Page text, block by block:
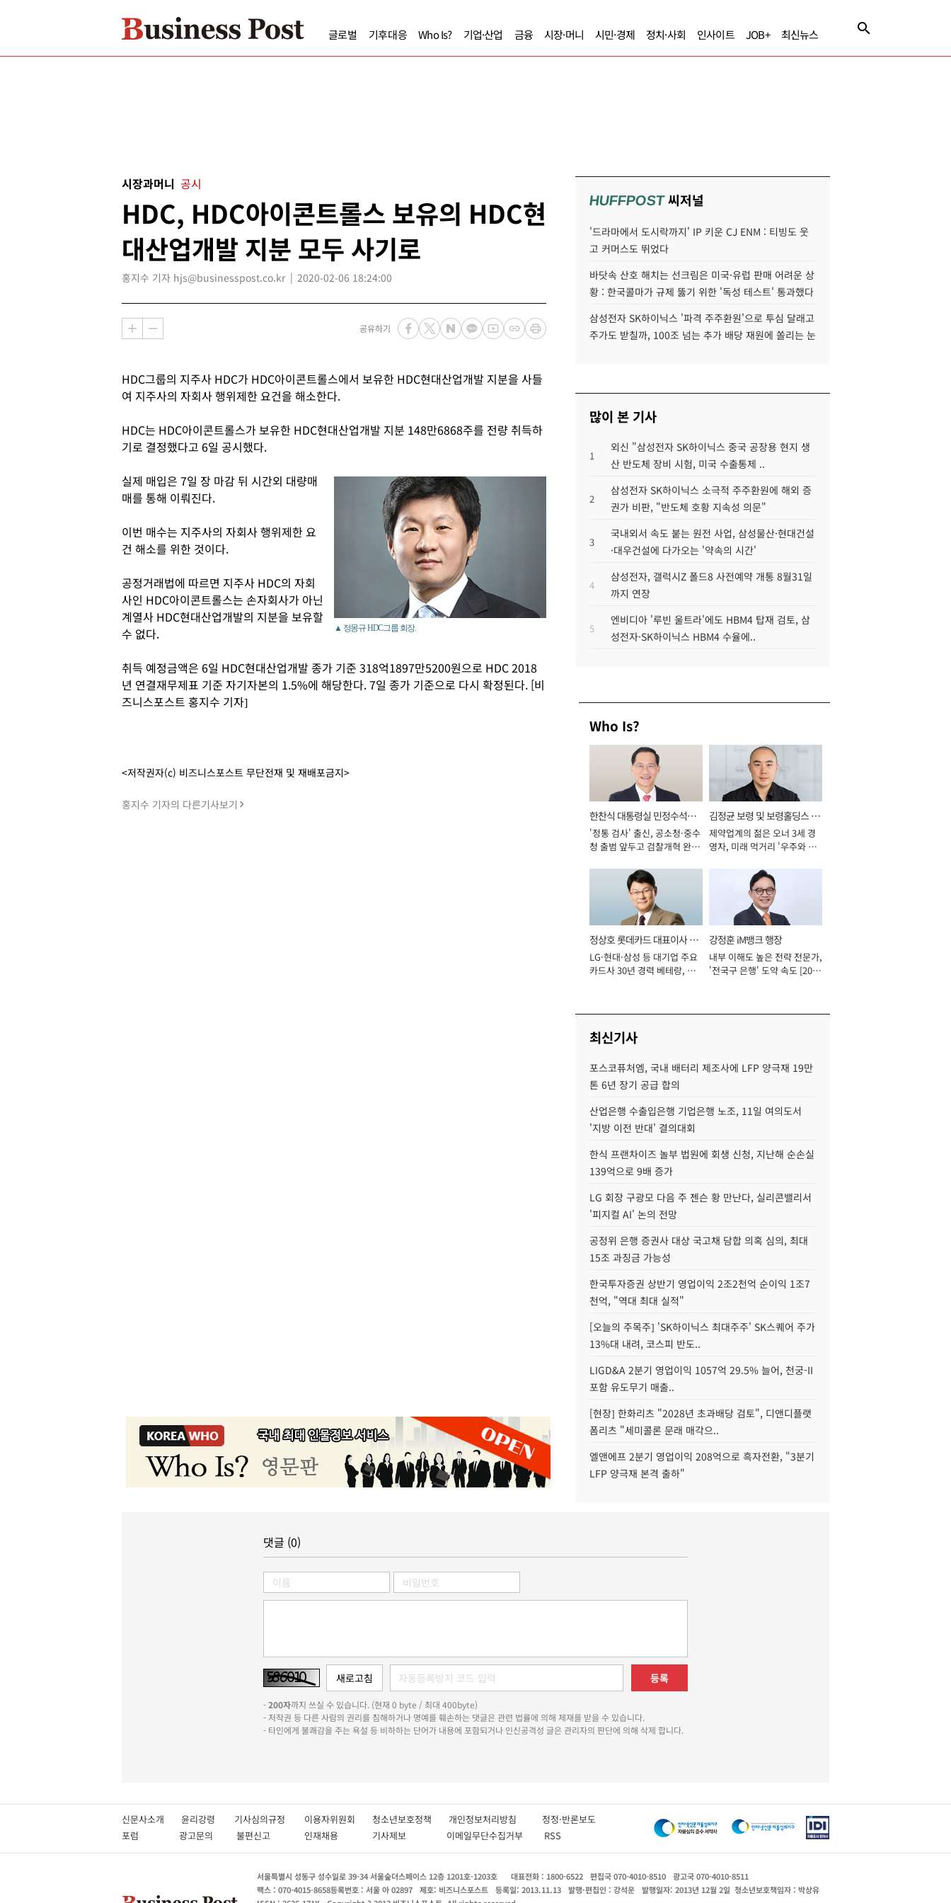
글로벌 기후대응 Who Is? 기업·산업 금융 시장·머니 시민·경제 정치·사회 인사이트 JOB+ 최신뉴스
시장과머니 공시
HDC, HDC아이콘트롤스 보유의 HDC현
대산업개발 지분 모두 사기로
홍지수 기자 hjs@businesspost.co.kr 2020-02-06 18:24:00
공유하기
HDC그룹의 지주사 HDC가 HDC아이콘트롤스에서 보유한 HDC현대산업개발 지분을 사들
여 지주사의 자회사 행위제한 요건을 해소한다.
HDC는 HDC아이콘트롤스가 보유한 HDC현대산업개발 지분 148만6868주를 전량 취득하
기로 결정했다고 6일 공시했다.
▲ 정몽규 HDC그룹 회장.
실제 매입은 7일 장 마감 뒤 시간외 대량매
매를 통해 이뤄진다.
이번 매수는 지주사의 자회사 행위제한 요
건 해소를 위한 것이다.
공정거래법에 따르면 지주사 HDC의 자회
사인 HDC아이콘트롤스는 손자회사가 아닌
계열사 HDC현대산업개발의 지분을 보유할
수 없다.
취득 예정금액은 6일 HDC현대산업개발 종가 기준 318억1897만5200원으로 HDC 2018
년 연결재무제표 기준 자기자본의 1.5%에 해당한다. 7일 종가 기준으로 다시 확정된다. [비
즈니스포스트 홍지수 기자]
<저작권자(c) 비즈니스포스트 무단전재 및 재배포금지>
홍지수 기자의 다른기사보기
HUFFPOST씨저널
'드라마에서 도시락까지' IP 키운 CJ ENM : 티빙도 웃
고 커머스도 뛰었다
바닷속 산호 해치는 선크림은 미국·유럽 판매 어려운 상
황 : 한국콜마가 규제 뚫기 위한 '독성 테스트' 통과했다
삼성전자 SK하이닉스 '파격 주주환원'으로 투심 달래고
주가도 받칠까, 100조 넘는 추가 배당 재원에 쏠리는 눈
많이 본 기사
1
외신 "삼성전자 SK하이닉스 중국 공장용 현지 생
산 반도체 장비 시험, 미국 수출통제 ..
2
삼성전자 SK하이닉스 소극적 주주환원에 해외 증
권가 비판, "반도체 호황 지속성 의문"
3
국내외서 속도 붙는 원전 사업, 삼성물산·현대건설
·대우건설에 다가오는 '약속의 시간'
4
삼성전자, 갤럭시Z 폴드8 사전예약 개통 8월31일
까지 연장
5
엔비디아 '루빈 울트라'에도 HBM4 탑재 검토, 삼
성전자·SK하이닉스 HBM4 수율에..
Who Is?
한찬식 대통령실 민정수석비
서관
'정통 검사' 출신, 공소청·중수
청 출범 앞두고 검찰개혁 완수
김정균 보령 및 보령홀딩스 대
표이사 사장
제약업계의 젊은 오너 3세 경
영자, 미래 먹거리 '우주와 헬
정상호 롯데카드 대표이사 사
장
LG·현대·삼성 등 대기업 주요
카드사 30년 경력 베테랑, 신
강정훈 iM뱅크 행장
내부 이해도 높은 전략 전문가,
'전국구 은행' 도약 속도 [2026
최신기사
포스코퓨처엠, 국내 배터리 제조사에 LFP 양극재 19만
톤 6년 장기 공급 합의
산업은행 수출입은행 기업은행 노조, 11일 여의도서
'지방 이전 반대' 결의대회
한식 프랜차이즈 놀부 법원에 회생 신청, 지난해 순손실
139억으로 9배 증가
LG 회장 구광모 다음 주 젠슨 황 만난다, 실리콘밸리서
'피지컬 AI' 논의 전망
공정위 은행 증권사 대상 국고채 담합 의혹 심의, 최대
15조 과징금 가능성
한국투자증권 상반기 영업이익 2조2천억 순이익 1조7
천억, "역대 최대 실적"
[오늘의 주목주] 'SK하이닉스 최대주주' SK스퀘어 주가
13%대 내려, 코스피 반도..
LIGD&A 2분기 영업이익 1057억 29.5% 늘어, 천궁-II
포함 유도무기 매출..
[현장] 한화리츠 "2028년 초과배당 검토", 디앤디플랫
폼리츠 "세미콜론 문래 매각으..
엘앤에프 2분기 영업이익 208억으로 흑자전환, "3분기
LFP 양극재 본격 출하"
댓글 (0)
등록
-200자까지 쓰실 수 있습니다. (현재 0 byte / 최대 400byte)
- 저작권 등 다른 사람의 권리를 침해하거나 명예를 훼손하는 댓글은 관련 법률에 의해 제재를 받을 수 있습니다.
- 타인에게 불쾌감을 주는 욕설 등 비하하는 단어가 내용에 포함되거나 인신공격성 글은 관리자의 판단에 의해 삭제 합니다.
신문사소개 윤리강령 기사심의규정 이용자위원회 청소년보호정책 개인정보처리방침 정정·반론보도
포럼
광고문의 불편신고 인재채용 기사제보 이메일무단수집거부 RSS
서울특별시 성동구 성수일로 39-34 서울숲더스페이스 12층 1201호-1203호 대표전화 : 1800-6522 편집국 070-4010-8510
광고국 070-4010-8511
팩스 : 070-4015-8658등록번호 : 서울 아 02897 제호: 비즈니스포스트 등록일: 2013.11.13 발행·편집인 : 강석운 발행일자: 2013년 12월 2일 청소년보호책임자 : 박상유